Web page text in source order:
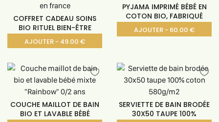
COFFRET CADEAU SOINS
BIO RITUEL BIEN-ÊTRE
AJOUTER - 49.00 €
PYJAMA IMPRIMÉ BÉBÉ EN
COTON BIO, FABRIQUÉ
AJOUTER - 60.00 €
COUCHE MAILLOT DE BAIN
BIO ET LAVABLE BÉBÉ
SERVIETTE DE BAIN BRODÉE
30X50 TAUPE 100%